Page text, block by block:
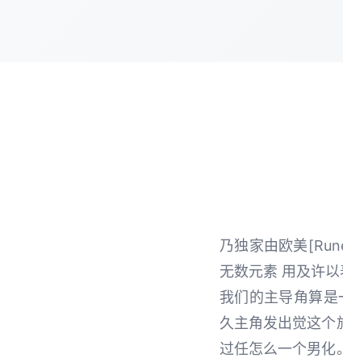
乃独家由欧美
无数元素 用及许
我们的主导角算
久主角发出觉这个
过任怎么一个男化